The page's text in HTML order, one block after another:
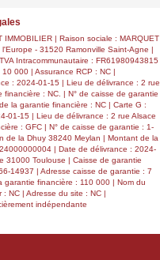
| Raison sociale : MARQUET
- 31520 Ramonville Saint-Agne |
Intracommunautaire : FR61980943815
000 | Assurance RCP : NC |
: 2024-01-15 | Lieu de délivrance : 2 rue
: NC. | N° de caisse de garantie
la garantie financière : NC | Carte G :
01-15 | Lieu de délivrance : 2 rue Alsace
: GFC | N° de caisse de garantie : 1-
de la Dhuy 38240 Meylan | Montant de la
| Date de délivrance : 2024-
31000 Toulouse | Caisse de garantie
14937 | Adresse caisse de garantie : 7
financière : 110 000 | Nom du
NC | Adresse du site : NC |
indépendante